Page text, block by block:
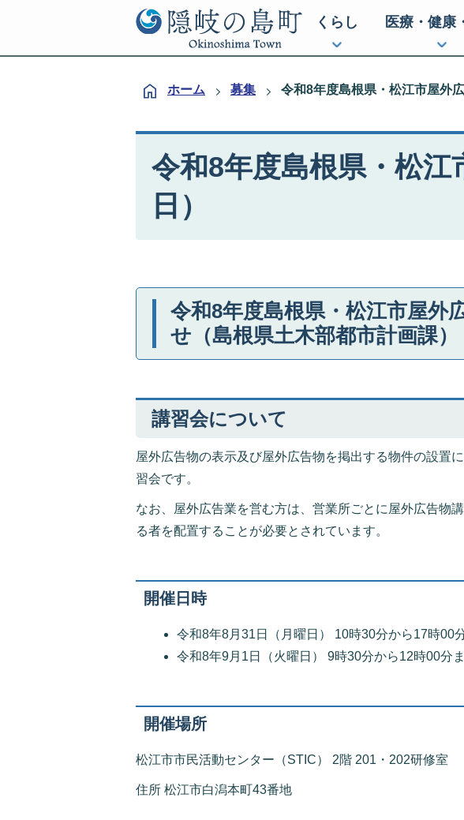
くらし 医療・健康
ホーム 募集 令和8年度島根県・松江市屋外
令和8年度島根県・松
日）
令和8年度島根県・松江市屋外
せ（島根県土木部都市計画課）
講習会について
屋外広告物の表示及び屋外広告物を掲出する物件の設置
習会です。
なお、屋外広告業を営む方は、営業所ごとに屋外広告物
る者を配置することが必要とされています。
開催日時
令和8年8月31日（月曜日） 10時30分から17時00
令和8年9月1日（火曜日） 9時30分から12時00分
開催場所
松江市市民活動センター（STIC） 2階 201・202研修室
住所 松江市白潟本町43番地